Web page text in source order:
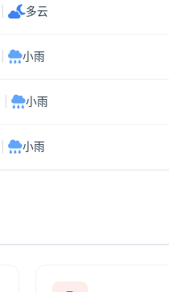
多云
小雨
小雨
小雨